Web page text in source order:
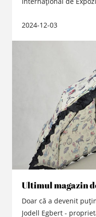
mai mult de 1.000 de
2024-12-03
Ultimul magazin
închide
Doar că a devenit
Jodell Egbert -